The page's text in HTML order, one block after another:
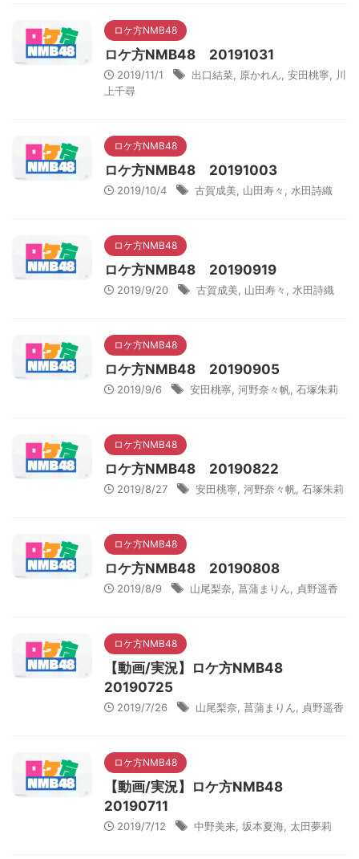
ロケ方NMB48
ロケ方NMB48 20191031
2019/11/1 出口結菜 原かれん 安田桃寧
川
上千尋
ロケ方NMB48
ロケ方NMB48 20191003
2019/10/4 古賀成美 山田寿々 水田詩織
ロケ方NMB48
ロケ方NMB48 20190919
2019/9/20 古賀成美 山田寿々 水田詩織
ロケ方NMB48
ロケ方NMB48 20190905
2019/9/6 安田桃寧 河野奈々帆 石塚朱莉
ロケ方NMB48
ロケ方NMB48 20190822
2019/8/27 安田桃寧 河野奈々帆 石塚朱莉
ロケ方NMB48
ロケ方NMB48 20190808
2019/8/9 山尾梨奈 菖蒲まりん 貞野遥香
ロケ方NMB48
【動画/実況】ロケ方NMB48
20190725
2019/7/26 山尾梨奈 菖蒲まりん 貞野遥香
ロケ方NMB48
【動画/実況】ロケ方NMB48
20190711
2019/7/12 中野美来 坂本夏海 太田夢莉